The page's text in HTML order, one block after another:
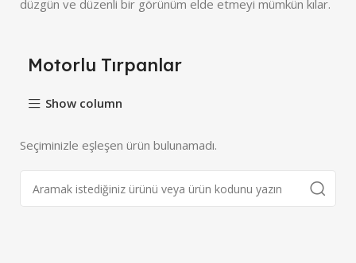
düzgün ve düzenli bir görünüm elde etmeyi mümkün kılar.
Motorlu Tırpanlar
Show column
Seçiminizle eşleşen ürün bulunamadı.